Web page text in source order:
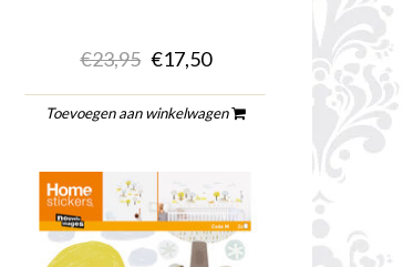
€23,95 €17,50
Toevoegen aan winkelwagen